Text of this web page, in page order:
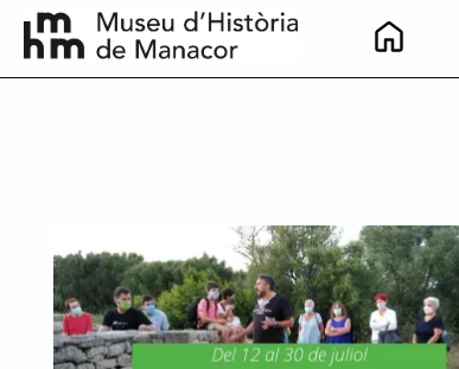
Vés al contingut
Main
navigation